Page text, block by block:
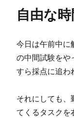
自由な時
今日は午前中に
の中間試験をや
すら採点に追わ
それにしても、
てくるタスクを